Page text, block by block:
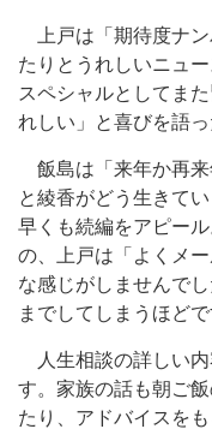
上戸は「期待度ナン
たりとうれしいニュ
スペシャルとしてま
れしい」と喜びを語っ
飯島は「来年か再来
と綾香がどう生きて
早くも続編をアピー
の、上戸は「よくメ
な感じがしませんで
までしてしまうほど
人生相談の詳しい内
す。家族の話も朝ご
たり、アドバイスを